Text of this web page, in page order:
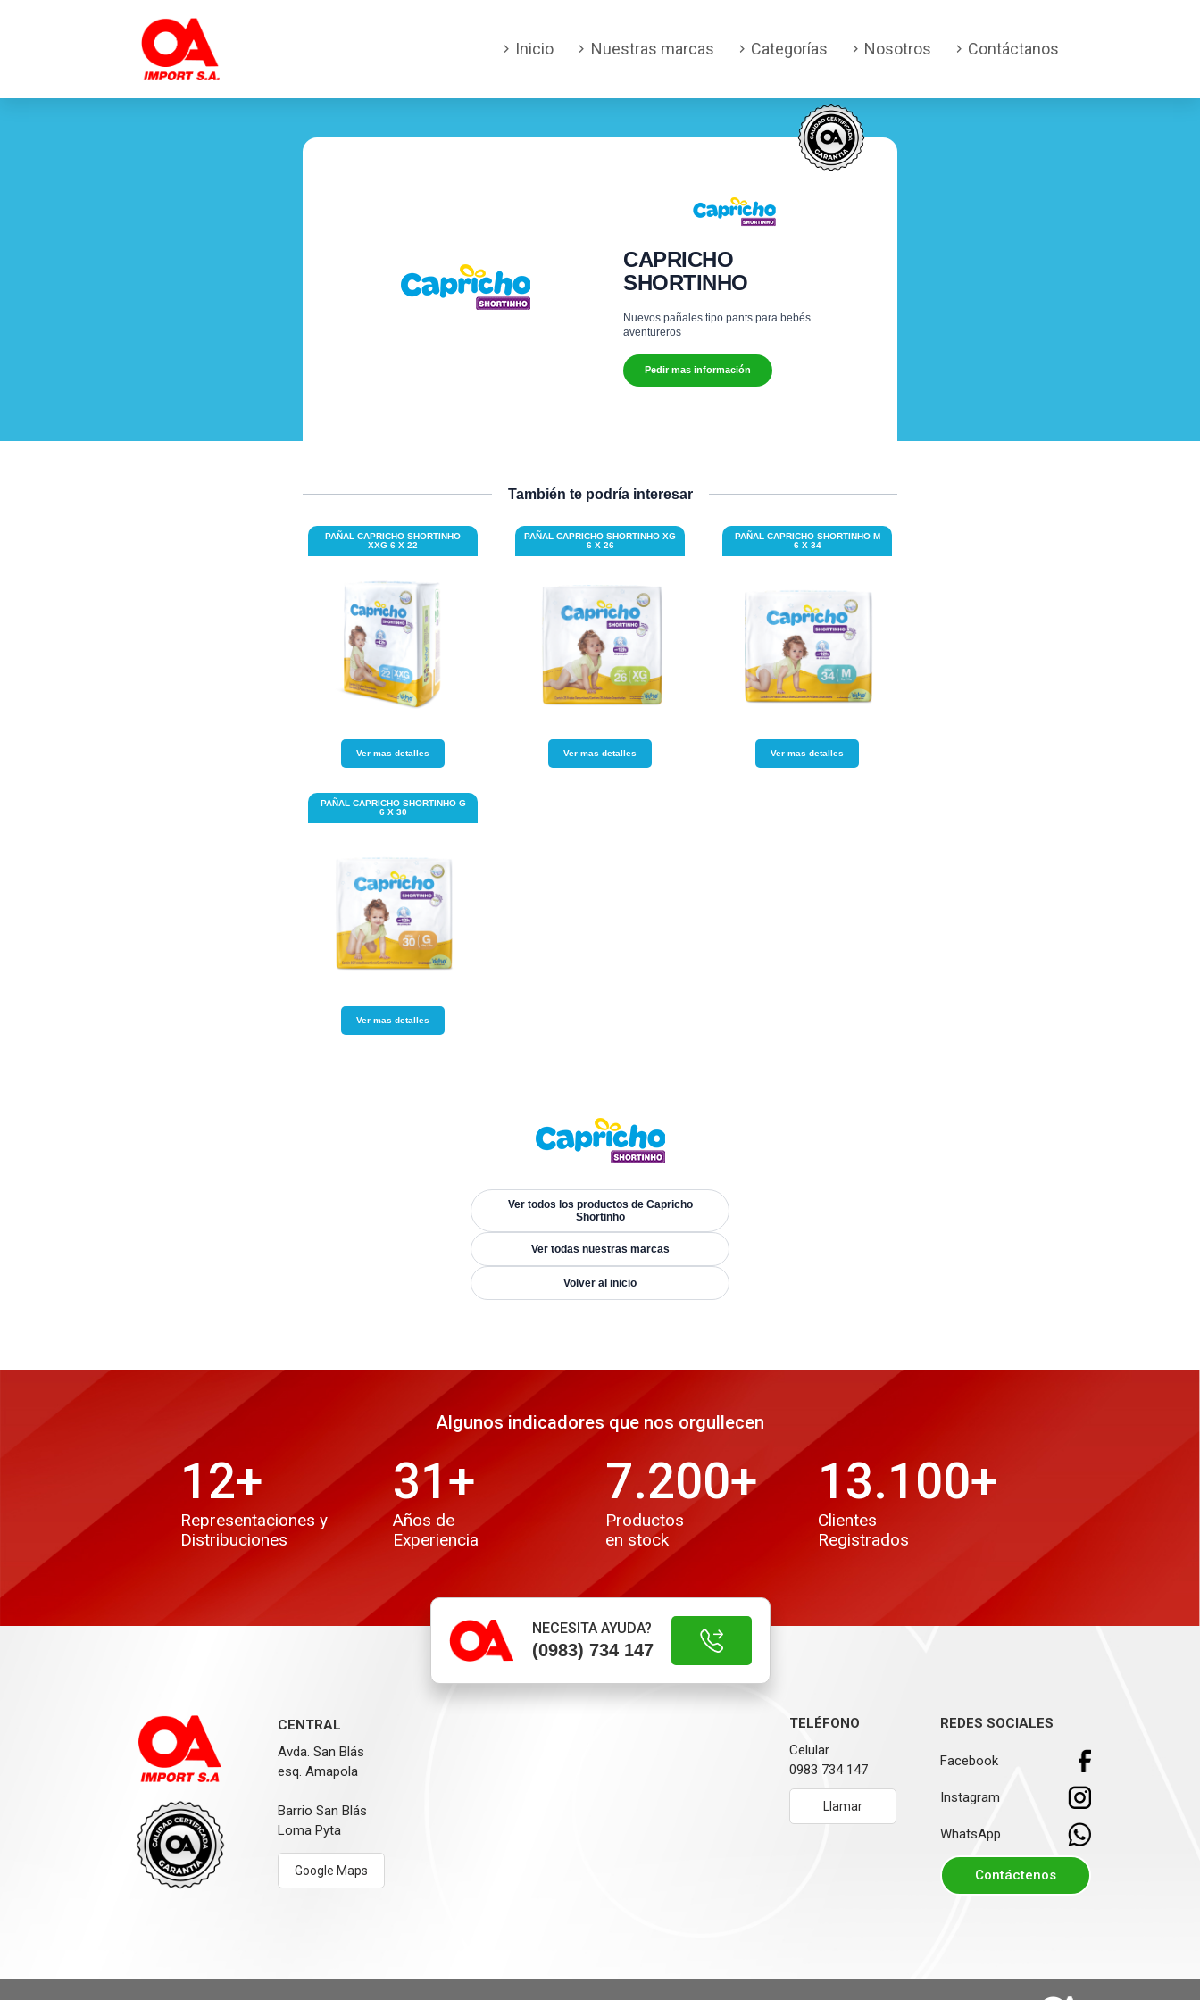
Inicio Nuestras marcas Categorías Nosotros Contáctanos
CAPRICHO
SHORTINHO
Nuevos pañales tipo pants para bebés
aventureros
Pedir mas información
También te podría interesar
PAÑAL CAPRICHO SHORTINHO
XXG 6 X 22
Ver mas detalles
PAÑAL CAPRICHO SHORTINHO XG
6 X 26
Ver mas detalles
PAÑAL CAPRICHO SHORTINHO M
6 X 34
Ver mas detalles
PAÑAL CAPRICHO SHORTINHO G
6 X 30
Ver mas detalles
Ver todos los productos de Capricho
Shortinho
Ver todas nuestras marcas
Volver al inicio
Algunos indicadores que nos orgullecen
12+
Representaciones y
Distribuciones
31+
Años de
Experiencia
7.200+
Productos
en stock
13.100+
Clientes
Registrados
NECESITA AYUDA?
(0983) 734 147
CENTRAL
Avda. San Blás
esq. Amapola
Barrio San Blás
Loma Pyta
Google Maps
TELÉFONO
Celular
0983 734 147
Llamar
REDES SOCIALES
Facebook
Instagram
WhatsApp
Contáctenos